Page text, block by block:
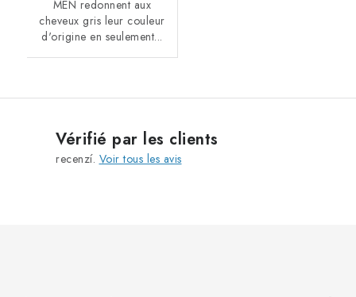
MEN redonnent aux
cheveux gris leur couleur
d'origine en seulement...
Vérifié par les clients
recenzí. Voir tous les avis